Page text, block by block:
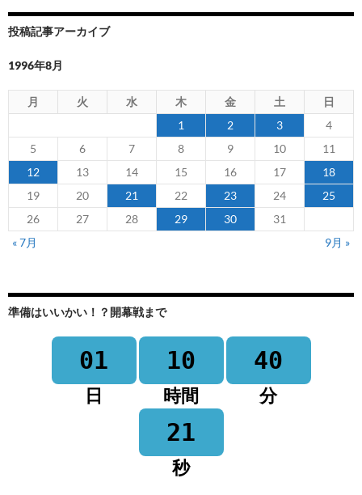
投稿記事アーカイブ
1996年8月
月 火 水 木 金 土
日
1
2 3
4
5
6 7 8 9 10
11
12
13 14 15 16 17
18
19
20 21 22 23 24
25
26
27 28 29 30
31
« 7月
9月 »
準備はいいかい！？開幕戦まで
01
日
10
時間
40
分
21
秒